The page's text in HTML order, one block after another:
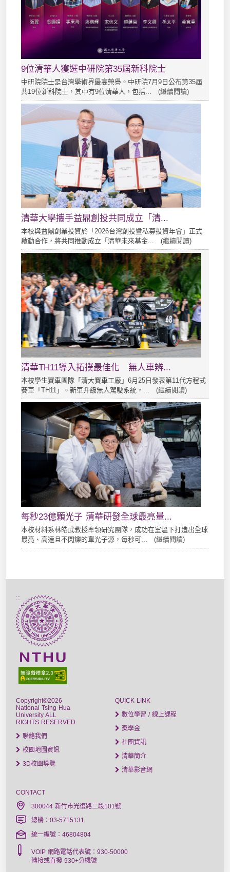
9位清華人獲選中研院第35屆新科院士
中研院院士是台灣學術界最高榮譽。中研院7月9日公布第35屆
共19位新科院士，其中有9位清華人，包括... (繼續閱讀)
清華大學攜手益鼎創投共同成立「清...
本校與益鼎創業投資於「2026台灣創投暨私募投資年會」正式
啟動合作，將共同推動成立「清華未來基金... (繼續閱讀)
清華TH11導入拓撲最佳化 無人車辨...
本校學生賽車團隊「清大賽車工廠」6月25日發表第11代方程式
賽車「TH11」。新車升級無人駕駛系統，... (繼續閱讀)
每秒23億顆光子 清華研發全球最亮量...
本校材料系林皓武教授率領研究團隊，成功在室溫下打造出全球
最亮、高速且不閃爍的單光子源，每秒可... (繼續閱讀)
:::
Copyright©2026
National Tsing Hua
University ALL
RIGHTS RESERVED.
聯絡我們
校園地圖資訊
3D校園導覽
QUICK LINK
數位學習 / 線上課程
獎學金
社團資訊
清華簡介
清華影音網
CONTACT
300044 新竹市光復路二段101號
總機：03-5715131
統一編號：46804804
VOIP 網路電話代表號：930-50000
轉接或直撥 930+分機號